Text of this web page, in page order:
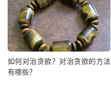
如何对治贪欲？对治贪欲的方法
有哪些？